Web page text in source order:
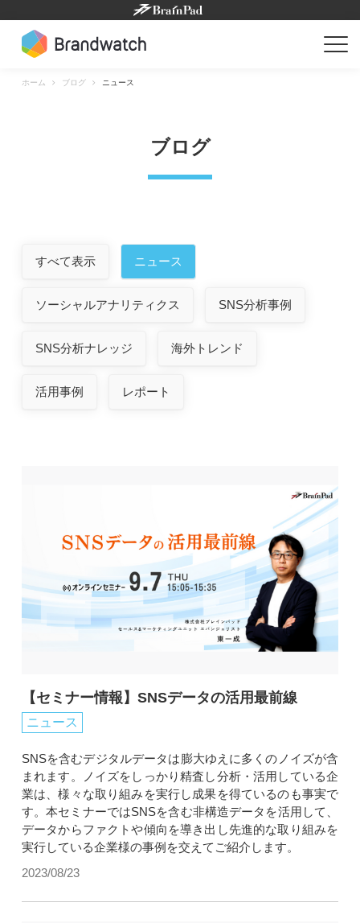
content
ホーム ブログ ニュース
ブログ
すべて表示 ニュース
ソーシャルアナリティクス SNS分析事例
SNS分析ナレッジ 海外トレンド
活用事例 レポート
【セミナー情報】SNSデータの活用最前線
ニュース
SNSを含むデジタルデータは膨大ゆえに多くのノイズが含
まれます。ノイズをしっかり精査し分析・活用している企
業は、様々な取り組みを実行し成果を得ているのも事実で
す。本セミナーではSNSを含む非構造データを活用して、
データからファクトや傾向を導き出し先進的な取り組みを
実行している企業様の事例を交えてご紹介します。
2023/08/23